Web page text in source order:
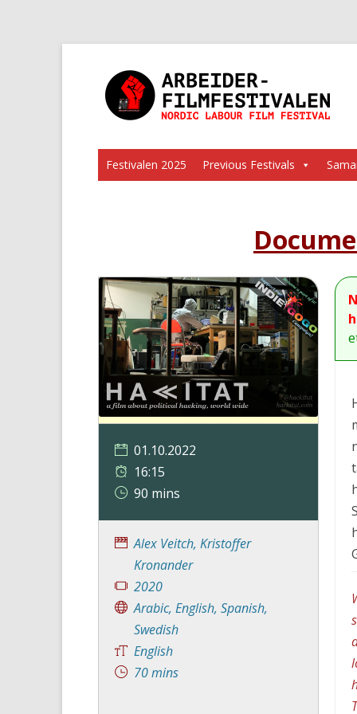
Festivalen 2025 Previous Festivals
01.10.2022
16:15
90 mins
Alex Veitch, Kristoffer
Kronander
2020
Arabic, English, Spanish,
Swedish
English
70 mins